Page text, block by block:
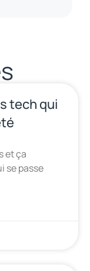
tech qui
et ça
se passe